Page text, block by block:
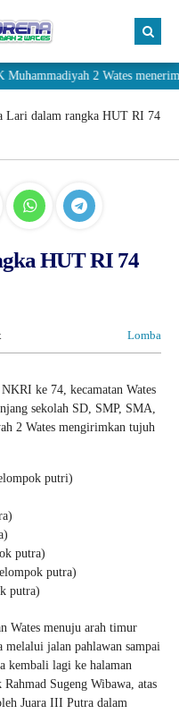
2 Wates menerima
Lari dalam rangka HUT RI 74
HUT RI 74
Lomba
ke 74, kecamatan Wates
sekolah SD, SMP, SMA,
2 Wates mengirimkan tujuh
putri)
putra)
putra)
putra)
Wates menuju arah timur
melalui jalan pahlawan sampai
kembali lagi ke halaman
Sugeng Wibawa, atas
Juara III Putra dalam